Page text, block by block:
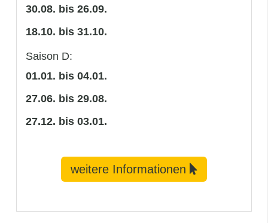
30.08. bis 26.09.
18.10. bis 31.10.
Saison D:
01.01. bis 04.01.
27.06. bis 29.08.
27.12. bis 03.01.
weitere Informationen